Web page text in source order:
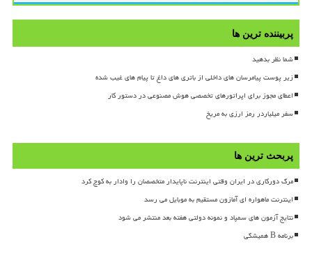
پربیننده ترین ها
شما نظر بدهید
زیر پوست پیامرسان های داخلی از باتری های داغ تا پیام های غیب شده
اعطای مجوز برای اپراتورهای تخصصی هوش مصنوعی در دستور کار
سفر میلیاردر رمز ارزی به مریخ
پربحث ترین ها
مرگ دورکاری در ایران وقتی اینترنت ناپایدار متخصصان را وادار به کوچ کرد
اینترنت ماهواره ای آمازون مستقیم به موبایل می رسد
نتایج آزمون های سمپاد و نمونه دولتی هفته بعد منتشر می شود
برنامه B همیشگی